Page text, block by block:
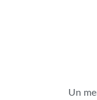
Un